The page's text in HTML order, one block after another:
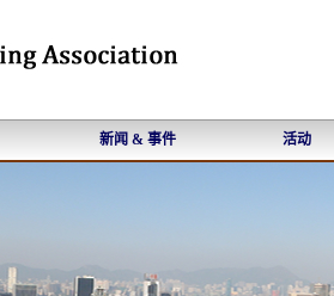
新闻 & 事件 活动